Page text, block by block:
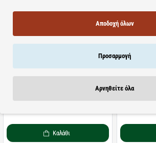
Algoral | Μασώμενα Δισκία για την
Γαστρο-οισοφαγική Παλινδρόμηση |
36 Δισκία
Καλάθι
Πρεβιοτικά
φιαλίδια
Αποδοχή όλων
Προσαρμογή
Αρνηθείτε όλα